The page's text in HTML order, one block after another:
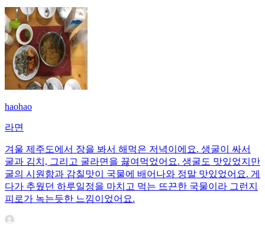
haohao
라면
겨울 제주도에서 장을 봐서 해먹은 저녁이에요. 생굴이 싸서
굴과 김치, 그리고 굴라면을 끓여먹었어요. 생굴도 맛있었지만
굴의 시원함과 감칠맛이 국물에 배어나와 정말 맛있었어요. 게
다가 추웠던 하루일정을 마치고 먹는 뜨끈한 국물이라 그런지
피로가 녹는듯한 느낌이었어요.